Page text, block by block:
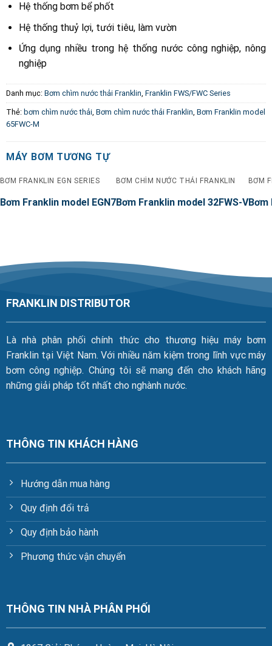
Hệ thống bơm bể phốt
Hệ thống thuỷ lợi, tưới tiêu, làm vườn
Ứng dụng nhiều trong hệ thống nước công nghiệp, nông
nghiệp
Danh mục: Bơm chìm nước thải Franklin, Franklin FWS/FWC Series
Thẻ: bơm chìm nước thải, Bơm chìm nước thải Franklin, Bơm Franklin model
65FWC-M
MÁY BƠM TƯƠNG TỰ
BƠM FRANKLIN EGN SERIES
Bơm Franklin model EGN7
BƠM CHÌM NƯỚC THẢI FRANKLIN
Bơm Franklin model 32FWS-V
BƠM
Bơm
FRANKLIN DISTRIBUTOR
Là nhà phân phối chính thức cho thương hiệu máy bơm
Franklin tại Việt Nam. Với nhiều năm kiệm trong lĩnh vực máy
bơm công nghiệp. Chúng tôi sẽ mang đến cho khách hãng
những giải pháp tốt nhất cho nghành nước.
THÔNG TIN KHÁCH HÀNG
Hướng dẫn mua hàng
Quy định đổi trả
Quy định bảo hành
Phương thức vận chuyển
THÔNG TIN NHÀ PHÂN PHỐI